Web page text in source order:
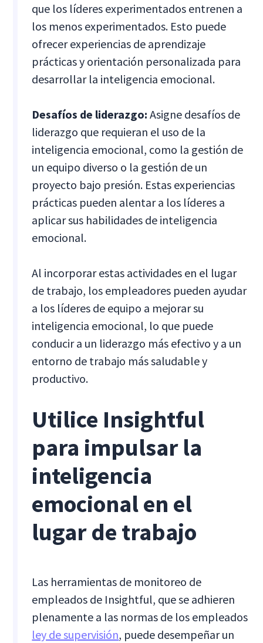
que los líderes experimentados entrenen a
los menos experimentados. Esto puede
ofrecer experiencias de aprendizaje
prácticas y orientación personalizada para
desarrollar la inteligencia emocional.
Desafíos de liderazgo:Asigne desafíos de
liderazgo que requieran el uso de la
inteligencia emocional, como la gestión de
un equipo diverso o la gestión de un
proyecto bajo presión. Estas experiencias
prácticas pueden alentar a los líderes a
aplicar sus habilidades de inteligencia
emocional.
Al incorporar estas actividades en el lugar
de trabajo, los empleadores pueden ayudar
a los líderes de equipo a mejorar su
inteligencia emocional, lo que puede
conducir a un liderazgo más efectivo y a un
entorno de trabajo más saludable y
productivo.
Utilice Insightful
para impulsar la
inteligencia
emocional en el
lugar de trabajo
Las herramientas de monitoreo de
empleados de Insightful, que se adhieren
plenamente a las normas de los empleados
ley de supervisión, puede desempeñar un